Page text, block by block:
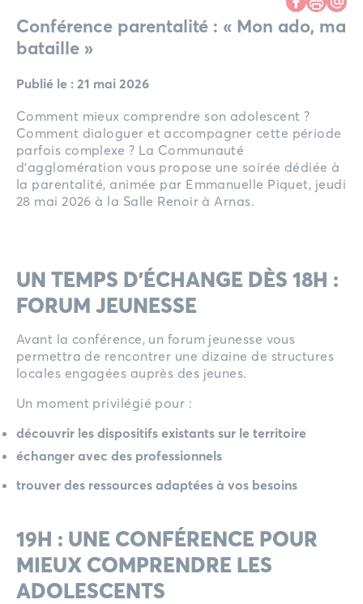
Conférence parentalité : « Mon ado, ma
bataille »
Publié le : 21 mai 2026
Comment mieux comprendre son adolescent ?
Comment dialoguer et accompagner cette période
parfois complexe ? La Communauté
d’agglomération vous propose une soirée dédiée à
la parentalité, animée par Emmanuelle Piquet, jeudi
28 mai 2026 à la Salle Renoir à Arnas.
UN TEMPS D’ÉCHANGE DÈS 18H :
FORUM JEUNESSE
Avant la conférence, un forum jeunesse vous
permettra de rencontrer une dizaine de structures
locales engagées auprès des jeunes.
Un moment privilégié pour :
découvrir les dispositifs existants sur le territoire
échanger avec des professionnels
trouver des ressources adaptées à vos besoins
19H : UNE CONFÉRENCE POUR
MIEUX COMPRENDRE LES
ADOLESCENTS